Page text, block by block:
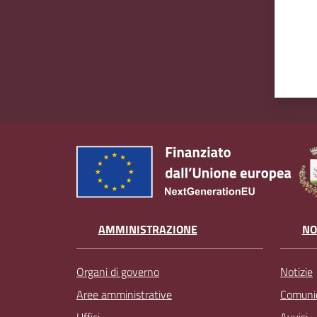
AMMINISTRAZIONE
Organi di governo
Aree amministrative
Notizie